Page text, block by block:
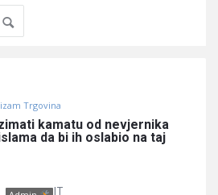
Trgovina
kamatu od nevjernika
da bi ih oslabio na taj
IT